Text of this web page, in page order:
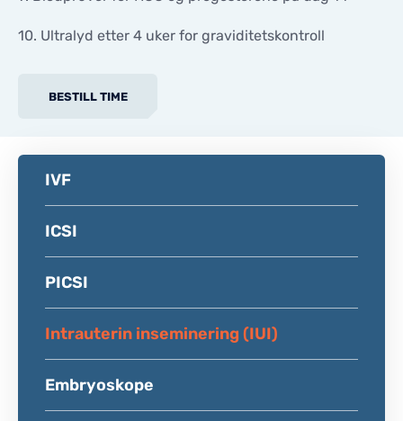
10. Ultralyd etter 4 uker for graviditetskontroll
BESTILL TIME
IVF
ICSI
PICSI
Intrauterin inseminering (IUI)
Embryoskope